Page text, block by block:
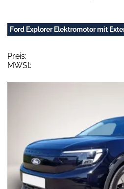
Ford Explorer Elektromotor mit
Preis:
MWSt: